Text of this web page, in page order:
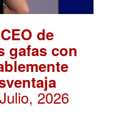
de
gafas con
2026